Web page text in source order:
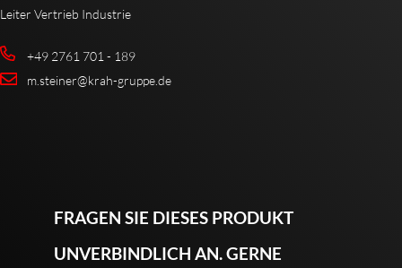
Leiter Vertrieb Industrie
+49 2761 701 - 189
m.steiner@krah-gruppe.de
FRAGEN SIE DIESES PRODUKT
UNVERBINDLICH AN. GERNE